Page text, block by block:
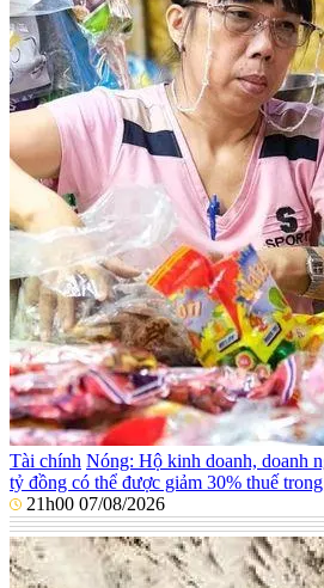
Tài chính Nóng: Hộ kinh doanh, doanh
tỷ đồng có thể được giảm 30% thuế
21h00 07/08/2026